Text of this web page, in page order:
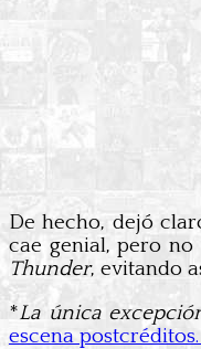
De hecho, dejó
cae genial, pero
Thunder, evitando
*La única
escena postcréditos.